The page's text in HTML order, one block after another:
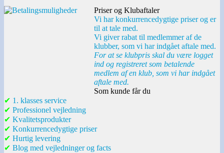
Priser og Klubaftaler
Vi har konkurrencedygtige priser og er
til at tale med.
Vi giver rabat til medlemmer af de
klubber, som vi har indgået aftale med.
For at se klubpris skal du være logget
ind og registreret som betalende
medlem af en klub, som vi har indgået
aftale med.
Som kunde får du
✔ 1. klasses service
✔ Professionel vejledning
✔ Kvalitetsprodukter
✔ Konkurrencedygtige priser
✔ Hurtig levering
✔ Blog med vejledninger og facts